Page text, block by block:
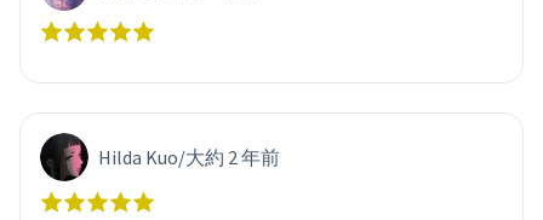
Hilda Kuo/大約 2 年前